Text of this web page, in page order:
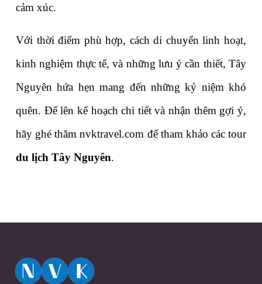
cảm xúc.
Với thời điểm phù hợp, cách di chuyển linh hoạt,
kinh nghiệm thực tế, và những lưu ý cần thiết, Tây
Nguyên hứa hẹn mang đến những kỷ niệm khó
quên. Để lên kế hoạch chi tiết và nhận thêm gợi ý,
hãy ghé thăm nvktravel.com để tham khảo các tour
du lịch Tây Nguyên.